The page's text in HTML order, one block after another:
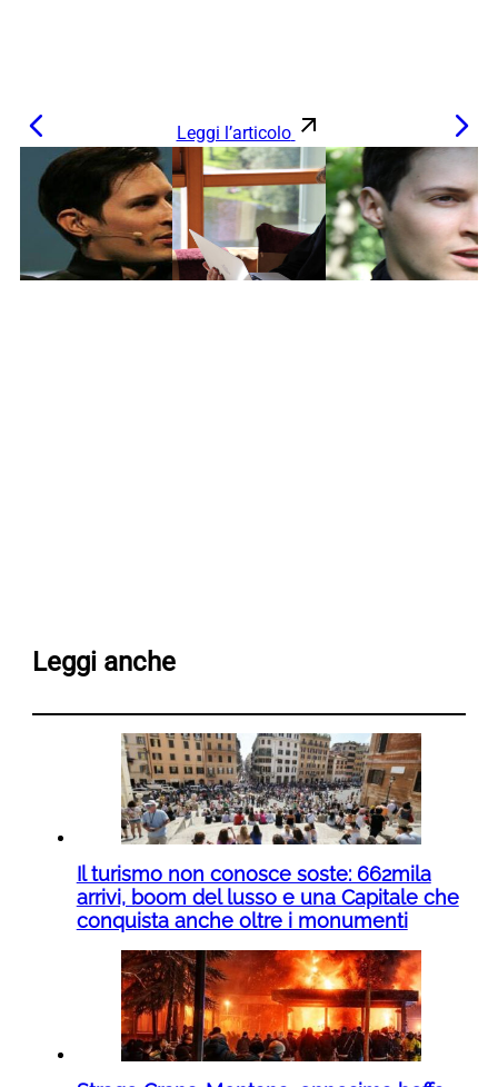
Leggi l’articolo
Leggi anche
Il turismo non conosce soste: 662mila
arrivi, boom del lusso e una Capitale che
conquista anche oltre i monumenti